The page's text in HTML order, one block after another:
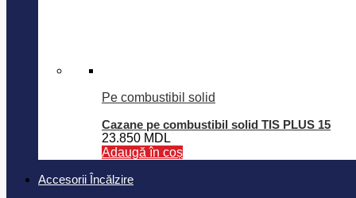
Pe combustibil solid
Cazane pe combustibil solid TIS PLUS 15
23.850 MDL
Adaugă în coș
Accesorii Încălzire